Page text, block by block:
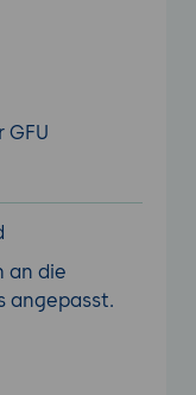
GFU
an die
angepasst.